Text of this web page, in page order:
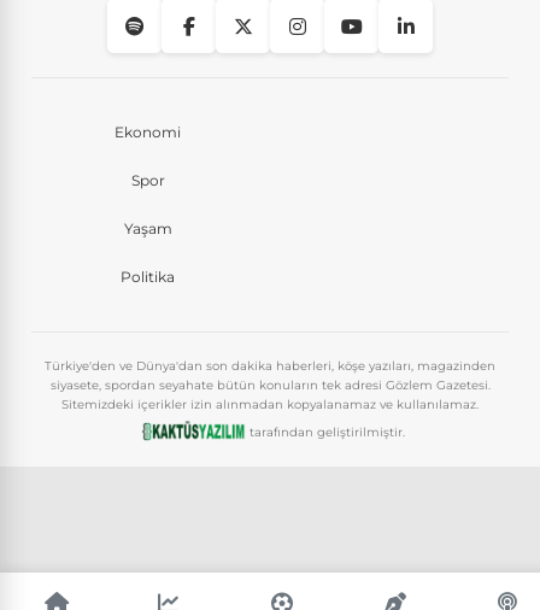
Ekonomi
Spor
Yaşam
Politika
Türkiye'den ve Dünya'dan son dakika haberleri, köşe yazıları, magazinden
siyasete, spordan seyahate bütün konuların tek adresi Gözlem Gazetesi.
Sitemizdeki içerikler izin alınmadan kopyalanamaz ve kullanılamaz.
tarafından geliştirilmiştir.